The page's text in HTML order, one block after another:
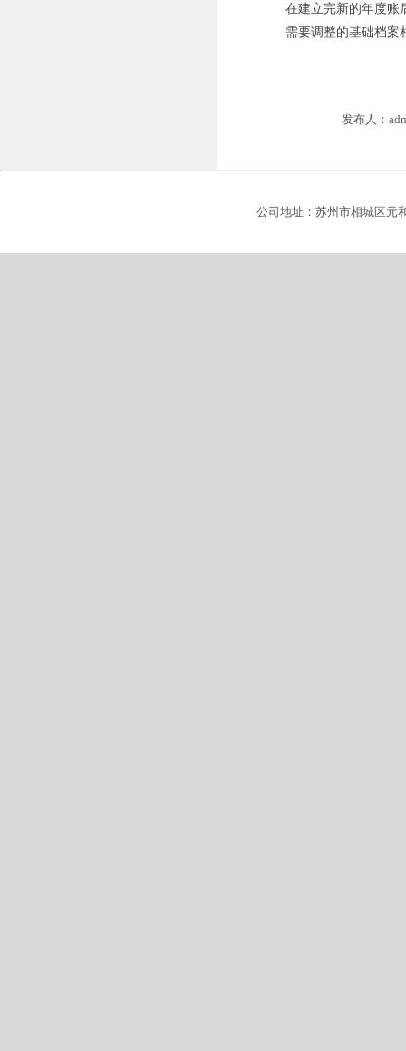
在建立完新的年度账
需要调整的基础档案
发布人：
公司地址：苏州市相城区元